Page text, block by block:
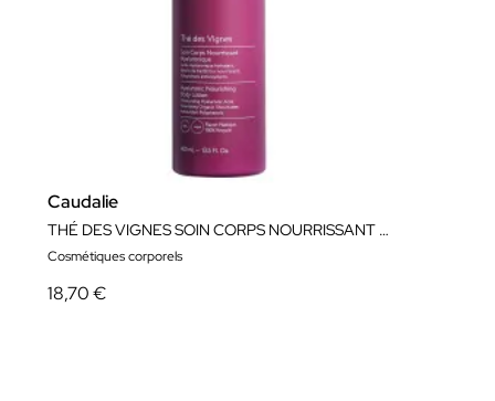
Caudalie
THÉ DES VIGNES SOIN CORPS NOURRISSANT 400ML
Cosmétiques corporels
18,70 €